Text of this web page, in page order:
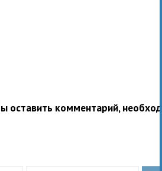
оставить комментарий,